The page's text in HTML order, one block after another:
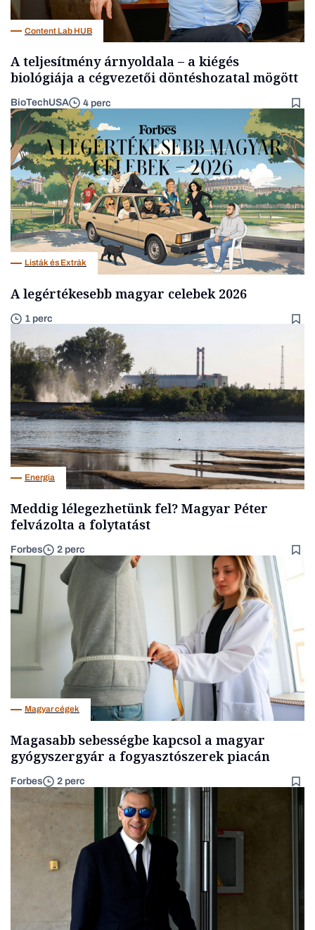
Content Lab HUB
A teljesítmény árnyoldala – a kiégés
biológiája a cégvezetői döntéshozatal mögött
BioTechUSA 4 perc
Listák és Extrák
A legértékesebb magyar celebek 2026
1 perc
Energia
Meddig lélegezhetünk fel? Magyar Péter
felvázolta a folytatást
Forbes 2 perc
Magyar cégek
Magasabb sebességbe kapcsol a magyar
gyógyszergyár a fogyasztószerek piacán
Forbes 2 perc